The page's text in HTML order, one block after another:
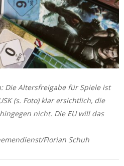
Die Altersfreigabe für Spiele ist
(s. Foto) klar ersichtlich, die
nicht. Die EU will das
Florian Schuh